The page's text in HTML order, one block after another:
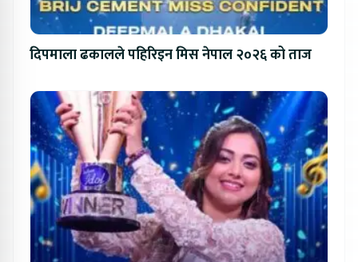
दिपमाला ढकालले पहिरिइन मिस नेपाल २०२६ को ताज